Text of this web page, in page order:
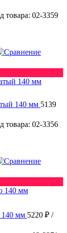
товара: 02-3359
140 мм 5139
товара: 02-3356
140 мм 5220 ₽ /